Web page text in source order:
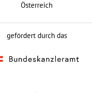
Österreich
gefördert durch das